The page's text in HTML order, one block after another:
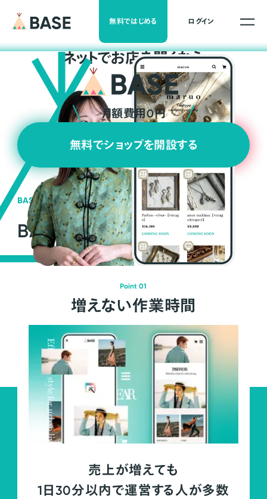
無料ではじめる ログイン
ネットでお店を開くなら
月額費用0円
無料でショップを開設する
BASEの強み
BASEが強い3つの理由
Point 01
増えない作業時間
売上が増えても
1日30分以内で運営する人が多数